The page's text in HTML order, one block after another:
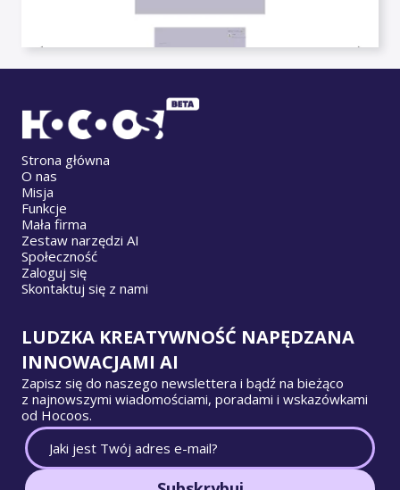
Strona główna
O nas
Misja
Funkcje
Mała firma
Zestaw narzędzi AI
Społeczność
Zaloguj się
Skontaktuj się z nami
LUDZKA KREATYWNOŚĆ NAPĘDZANA
INNOWACJAMI AI
Zapisz się do naszego newslettera i bądź na bieżąco
z najnowszymi wiadomościami, poradami i wskazówkami
od Hocoos.